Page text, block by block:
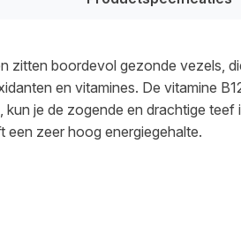
boordevol gezonde vezels,
en vitamines. De vitamine
je de zogende en drachtige teef
een zeer hoog energiegehalte.